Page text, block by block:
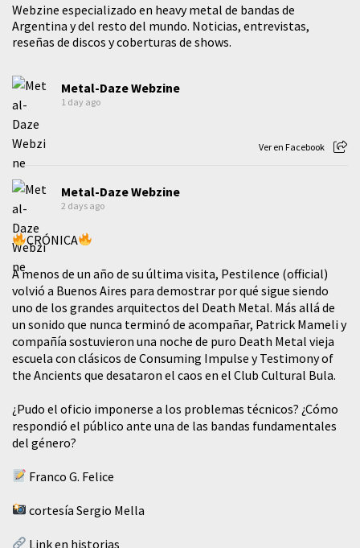
Webzine especializado en heavy metal de bandas de
Argentina y del resto del mundo. Noticias, entrevistas,
reseñas de discos y coberturas de shows.
Metal-Daze Webzine
1 day ago
Ver en Facebook
Metal-Daze Webzine
2 days ago
CRÓNICA
A menos de un año de su última visita, Pestilence (official)
volvió a Buenos Aires para demostrar por qué sigue siendo
uno de los grandes arquitectos del Death Metal. Más allá de
un sonido que nunca terminó de acompañar, Patrick Mameli y
compañía sostuvieron una noche de puro Death Metal vieja
escuela con clásicos de Consuming Impulse y Testimony of
the Ancients que desataron el caos en el Club Cultural Bula.
¿Pudo el oficio imponerse a los problemas técnicos? ¿Cómo
respondió el público ante una de las bandas fundamentales
del género?
Franco G. Felice
cortesía Sergio Mella
Link en historias